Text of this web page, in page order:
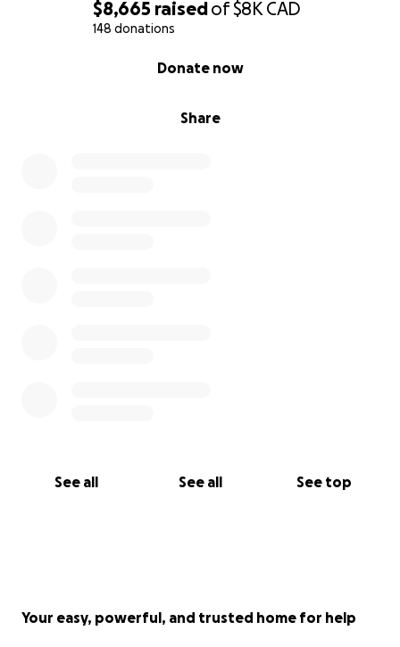
$8,665 raisedof$8K CAD
148 donations
Share
Donate now
See all See all See top
Your easy, powerful, and trusted home for help